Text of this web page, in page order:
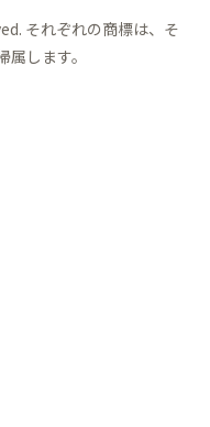
それぞれの商標は、そ
します。